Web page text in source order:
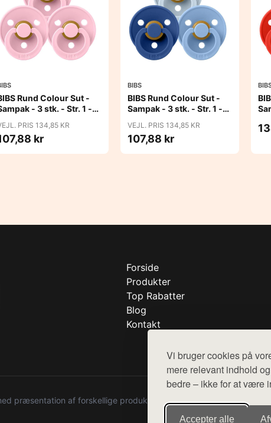
Vi bruger cookies på
mere relevant indhold
bedre – ikke for at være
Accepter alle
Rund Colour Sut -
- 3 stk. - Str. 1 -
PRIS 134,85 KR
kr
BIBS
BIBS Rund Colour Sut -
Sampak - 3 stk. - Str. 1 -
VEJL. PRIS 134,85 KR
107,88 kr
Forside
Produkter
Top Rabatter
Blog
Kontakt
præsentation af forskellige produkter fra diverse webshops. Der